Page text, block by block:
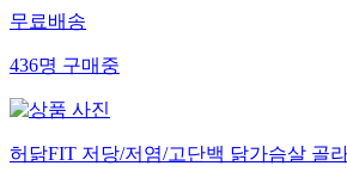
무료배송
436명구매중
허닭FIT 저당/저염/고단백 닭가슴살 골